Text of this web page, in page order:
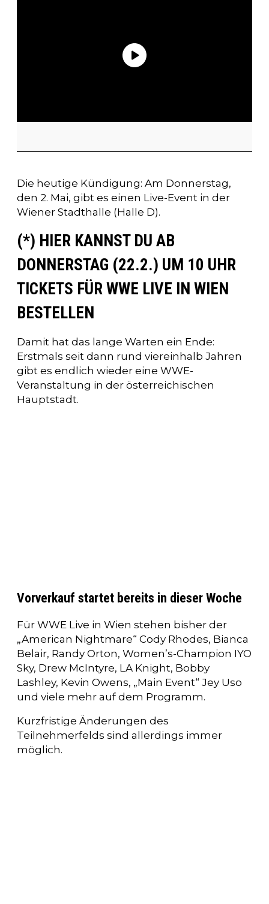
Die heutige Kündigung: Am Donnerstag,
den 2. Mai, gibt es einen Live-Event in der
Wiener Stadthalle (Halle D).
(*) HIER KANNST DU AB
DONNERSTAG (22.2.) UM 10 UHR
TICKETS FÜR WWE LIVE IN WIEN
BESTELLEN
Damit hat das lange Warten ein Ende:
Erstmals seit dann rund viereinhalb Jahren
gibt es endlich wieder eine WWE-
Veranstaltung in der österreichischen
Hauptstadt.
Vorverkauf startet bereits in dieser Woche
Für WWE Live in Wien stehen bisher der
„American Nightmare“ Cody Rhodes, Bianca
Belair, Randy Orton, Women’s-Champion IYO
Sky, Drew McIntyre, LA Knight, Bobby
Lashley, Kevin Owens, „Main Event“ Jey Uso
und viele mehr auf dem Programm.
Kurzfristige Änderungen des
Teilnehmerfelds sind allerdings immer
möglich.